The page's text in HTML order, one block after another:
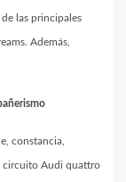
las principales
Además,
constancia,
circuito Audi quattro